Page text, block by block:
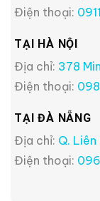
Điện thoại:
TẠI HÀ NỘI
Địa chỉ: 378
Điện thoại:
TẠI ĐÀ NẴNG
Địa chỉ: Q. Liên
Điện thoại: